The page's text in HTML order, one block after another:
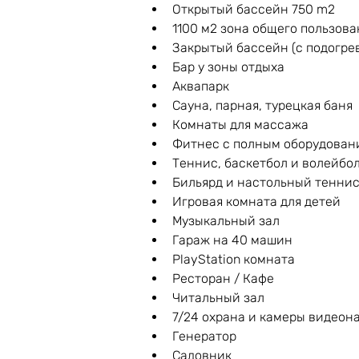
Открытый бассейн 750 m2
1100 м2 зона общего
Закрытый бассейн (с
Бар у зоны отдыха
Аквапарк
Сауна, парная, турецкая баня
Комнаты для массажа
Фитнес с полным
Теннис, баскетбол и волейбол
Бильярд и настольный теннис
Игровая комната для детей
Музыкальный зал
Гараж на 40 машин
PlayStation комната
Ресторан / Кафе
Читальный зал
7/24 охрана и камеры
Генератор
Садовник